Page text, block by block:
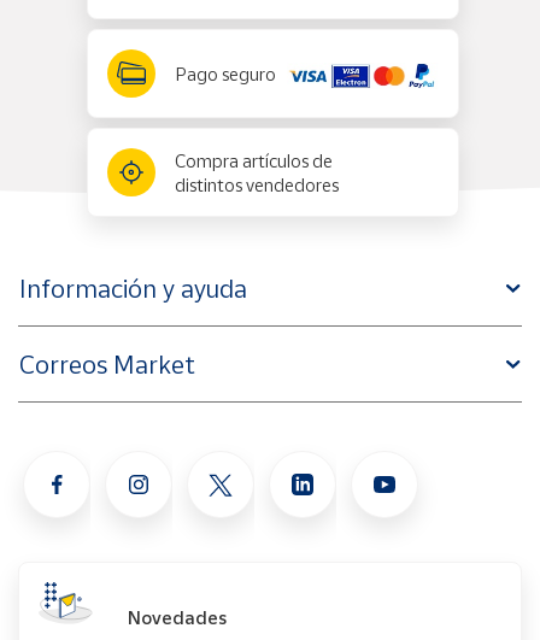
Pago seguro
Compra artículos de
distintos vendedores
Información y ayuda
Correos Market
Novedades